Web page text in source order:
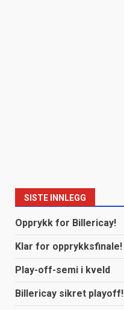
SISTE INNLEGG
Opprykk for Billericay!
Klar for opprykksfinale!
Play-off-semi i kveld
Billericay sikret playoff!